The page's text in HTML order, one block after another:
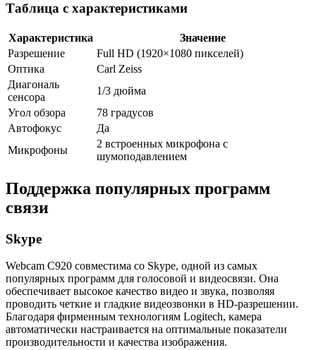
Таблица с характеристиками
Характеристика
Значение
Разрешение
Full HD (1920×1080 пикселей)
Оптика
Carl Zeiss
Диагональ
сенсора
1/3 дюйма
Угол обзора
78 градусов
Автофокус
Да
Микрофоны
2 встроенных микрофона с
шумоподавлением
Поддержка популярных программ
связи
Skype
Webcam C920 совместима со Skype, одной из самых
популярных программ для голосовой и видеосвязи. Она
обеспечивает высокое качество видео и звука, позволяя
проводить четкие и гладкие видеозвонки в HD-разрешении.
Благодаря фирменным технологиям Logitech, камера
автоматически настраивается на оптимальные показатели
производительности и качества изображения.